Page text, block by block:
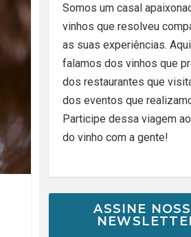
Somos um casal
vinhos que resolveu
as suas experiências. Aqui
falamos dos vinhos que
dos restaurantes que
dos eventos que
Participe dessa viagem
do vinho com a gente!
ASSINE